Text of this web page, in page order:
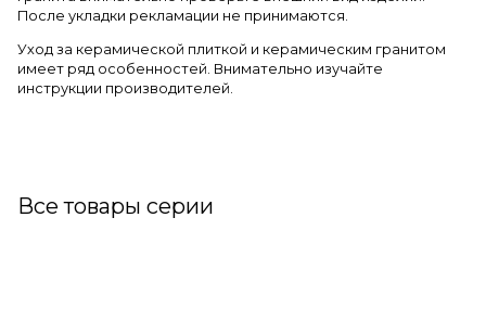
После укладки рекламации не принимаются.
Уход за керамической плиткой и керамическим гранитом
имеет ряд особенностей. Внимательно изучайте
инструкции производителей.
Все товары серии